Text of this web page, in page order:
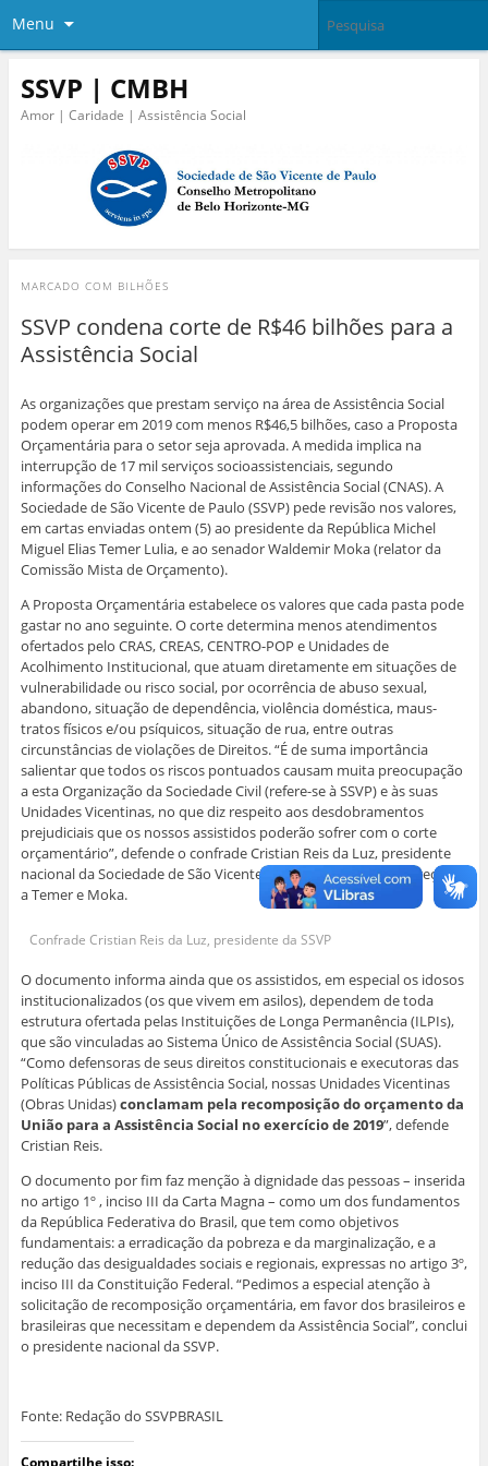
Menu
SSVP | CMBH
Amor | Caridade | Assistência Social
MARCADO COM BILHÕES
SSVP condena corte de R$46 bilhões para a
Assistência Social
As organizações que prestam serviço na área de Assistência Social
podem operar em 2019 com menos R$46,5 bilhões, caso a Proposta
Orçamentária para o setor seja aprovada. A medida implica na
interrupção de 17 mil serviços socioassistenciais, segundo
informações do Conselho Nacional de Assistência Social (CNAS). A
Sociedade de São Vicente de Paulo (SSVP) pede revisão nos valores,
em cartas enviadas ontem (5) ao presidente da República Michel
Miguel Elias Temer Lulia, e ao senador Waldemir Moka (relator da
Comissão Mista de Orçamento).
A Proposta Orçamentária estabelece os valores que cada pasta pode
gastar no ano seguinte. O corte determina menos atendimentos
ofertados pelo CRAS, CREAS, CENTRO-POP e Unidades de
Acolhimento Institucional, que atuam diretamente em situações de
vulnerabilidade ou risco social, por ocorrência de abuso sexual,
abandono, situação de dependência, violência doméstica, maus-
tratos físicos e/ou psíquicos, situação de rua, entre outras
circunstâncias de violações de Direitos. “É de suma importância
salientar que todos os riscos pontuados causam muita preocupação
a esta Organização da Sociedade Civil (refere-se à SSVP) e às suas
Unidades Vicentinas, no que diz respeito aos desdobramentos
prejudiciais que os nossos assistidos poderão sofrer com o corte
orçamentário”, defende o confrade Cristian Reis da Luz, presidente
nacional da Sociedade de São Vicente de Paulo, na carta endereçada
a Temer e Moka.
Confrade Cristian Reis da Luz, presidente da SSVP
O documento informa ainda que os assistidos, em especial os idosos
institucionalizados (os que vivem em asilos), dependem de toda
estrutura ofertada pelas Instituições de Longa Permanência (ILPIs),
que são vinculadas ao Sistema Único de Assistência Social (SUAS).
“Como defensoras de seus direitos constitucionais e executoras das
Políticas Públicas de Assistência Social, nossas Unidades Vicentinas
(Obras Unidas)conclamam pela recomposição do orçamento da
União para a Assistência Social no exercício de 2019”, defende
Cristian Reis.
O documento por fim faz menção à dignidade das pessoas – inserida
no artigo 1º , inciso III da Carta Magna – como um dos fundamentos
da República Federativa do Brasil, que tem como objetivos
fundamentais: a erradicação da pobreza e da marginalização, e a
redução das desigualdades sociais e regionais, expressas no artigo 3º,
inciso III da Constituição Federal. “Pedimos a especial atenção à
solicitação de recomposição orçamentária, em favor dos brasileiros e
brasileiras que necessitam e dependem da Assistência Social”, conclui
o presidente nacional da SSVP.
Fonte: Redação do SSVPBRASIL